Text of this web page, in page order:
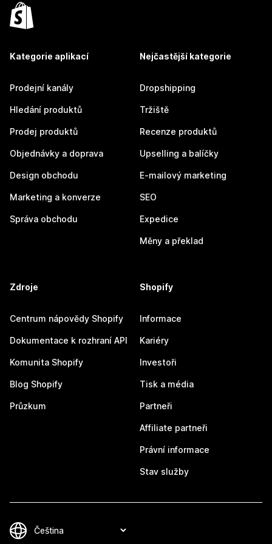
Kategorie aplikací
Prodejní kanály
Hledání produktů
Prodej produktů
Objednávky a doprava
Design obchodu
Marketing a konverze
Správa obchodu
Nejčastější kategorie
Dropshipping
Tržiště
Recenze produktů
Upselling a balíčky
E-mailový marketing
SEO
Expedice
Měny a překlad
Zdroje
Centrum nápovědy Shopify
Dokumentace k rozhraní API
Komunita Shopify
Blog Shopify
Průzkum
Shopify
Informace
Kariéry
Investoři
Tisk a média
Partneři
Affiliate partneři
Právní informace
Stav služby